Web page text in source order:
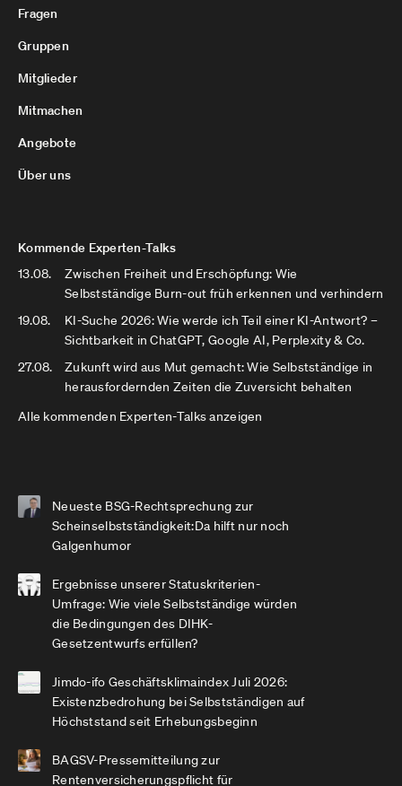
Fragen
Gruppen
Mitglieder
Mitmachen
Angebote
Über uns
Kommende Experten-Talks
13.08.
Zwischen Freiheit und Erschöpfung: Wie
Selbstständige Burn-out früh erkennen und verhindern
19.08.
KI-Suche 2026: Wie werde ich Teil einer KI-Antwort? –
Sichtbarkeit in ChatGPT, Google AI, Perplexity & Co.
27.08.
Zukunft wird aus Mut gemacht: Wie Selbstständige in
herausfordernden Zeiten die Zuversicht behalten
Alle kommenden Experten-Talks anzeigen
Neueste BSG-Rechtsprechung zur
Scheinselbstständigkeit:Da hilft nur noch
Galgenhumor
Ergebnisse unserer Statuskriterien-
Umfrage: Wie viele Selbstständige würden
die Bedingungen des DIHK-
Gesetzentwurfs erfüllen?
Jimdo-ifo Geschäftsklimaindex Juli 2026:
Existenzbedrohung bei Selbstständigen auf
Höchststand seit Erhebungsbeginn
BAGSV-Pressemitteilung zur
Rentenversicherungspflicht für